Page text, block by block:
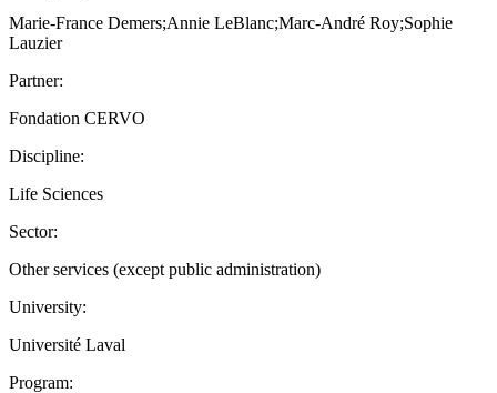
Marie-France Demers;Annie LeBlanc;Marc-André Roy;Sophie
Lauzier
Partner:
Fondation CERVO
Discipline:
Life Sciences
Sector:
Other services (except public administration)
University:
Université Laval
Program: